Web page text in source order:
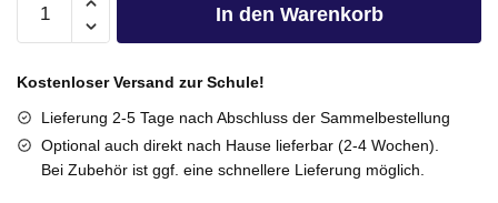
In den Warenkorb
Kostenloser Versand zur Schule!
Lieferung 2-5 Tage nach Abschluss der Sammelbestellung
Optional auch direkt nach Hause lieferbar (2-4 Wochen).
Bei Zubehör ist ggf. eine schnellere Lieferung möglich.